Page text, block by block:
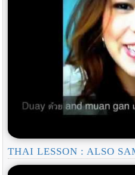
THAI LESSON : ALSO